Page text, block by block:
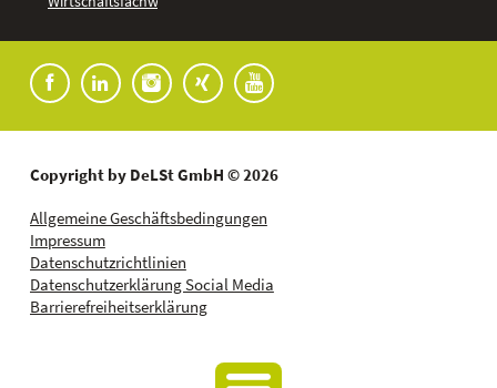
anderen Quellen
Copyright by DeLSt GmbH © 2026
Allgemeine Geschäftsbedingungen
Impressum
Datenschutzrichtlinien
Datenschutzerklärung Social Media
Barrierefreiheitserklärung